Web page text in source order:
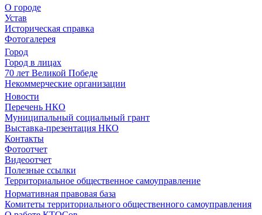
О городе
Устав
Историческая справка
Фотогалерея
Город
Город в лицах
70 лет Великой Победе
Некоммерческие организации
Новости
Перечень НКО
Муниципальный социальный грант
Выставка-презентация НКО
Контакты
Фотоотчет
Видеоотчет
Полезные ссылки
Территориальное общественное самоуправление
Нормативная правовая база
Комитеты территориального общественного самоуправления